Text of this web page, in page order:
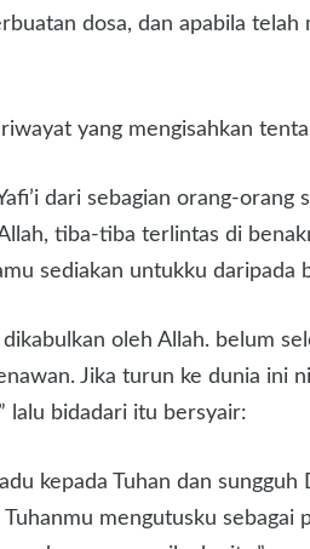
dosa, dan apabila
yang mengisahkan
dari sebagian orang-
tiba-tiba terlintas di
sediakan untukku daripada
oleh Allah. belum
Jika turun ke dunia ini
lalu bidadari itu bersyair:
kepada Tuhan dan
mengutusku sebagai